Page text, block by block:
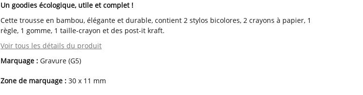
Un goodies écologique, utile et complet !
Cette trousse en bambou, élégante et durable, contient 2 stylos bicolores, 2 crayons à papier, 1
règle, 1 gomme, 1 taille-crayon et des post-it kraft.
Voir tous les détails du produit
Marquage : Gravure (G5)
Zone de marquage : 30 x 11 mm